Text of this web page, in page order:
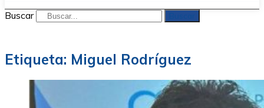
Buscar
Etiqueta: Miguel Rodríguez